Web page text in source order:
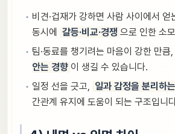
비견·겁재가 강하면 사람 사이에서 얻
동시에
갈등·비교·경쟁 으로 인한 소
팀·동료를 챙기려는 마음이 강한 만큼,
안는 경향 이 생길 수 있습니다.
일정 선을 긋고, 일과 감정을 분리하
간관계 유지에 도움이 되는 구조입니